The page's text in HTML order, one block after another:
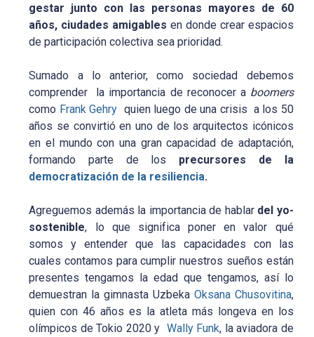
gestar junto con las personas mayores de 60
años, ciudades amigables en donde crear espacios
de participación colectiva sea prioridad.
Sumado a lo anterior, como sociedad debemos
comprender la importancia de reconocer a boomers
como Frank Gehry quien luego de una crisis a los 50
años se convirtió en uno de los arquitectos icónicos
en el mundo con una gran capacidad de adaptación,
formando parte de los precursores de la
democratización de la resiliencia.
Agreguemos además la importancia de hablar del yo-
sostenible, lo que significa poner en valor qué
somos y entender que las capacidades con las
cuales contamos para cumplir nuestros sueños están
presentes tengamos la edad que tengamos, así lo
demuestran la gimnasta Uzbeka Oksana Chusovitina,
quien con 46 años es la atleta más longeva en los
olímpicos de Tokio 2020 y Wally Funk, la aviadora de